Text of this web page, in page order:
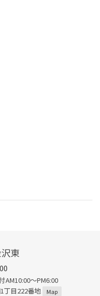
東
AM10:00～PM6:00
丁目222番地
Map